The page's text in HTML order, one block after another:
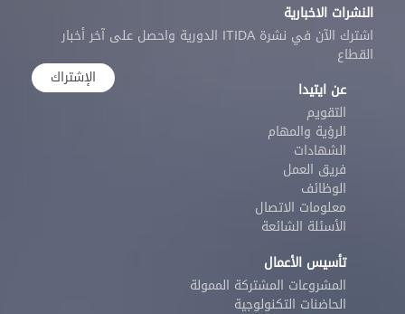
النشرات الاخبارية
اشترك الآن في نشرة ITIDA الدورية واحصل على آخر أخبار
القطاع
الإشتراك
عن ايتيدا
التقويم
الرؤية والمهام
الشهادات
فريق العمل
الوظائف
معلومات الاتصال
الأسئلة الشائعة
تأسيس الأعمال
المشروعات المشتركة الممولة
الحاضنات التكنولوجية